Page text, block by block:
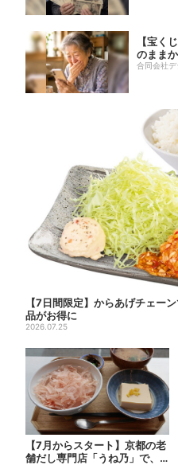
【宝く
のままか
合同会社
【7日間限定】からあげチェー
品がお得に
2026.07.25
【7月からスタート】京都の老
舗だし専門店「うね乃」で、